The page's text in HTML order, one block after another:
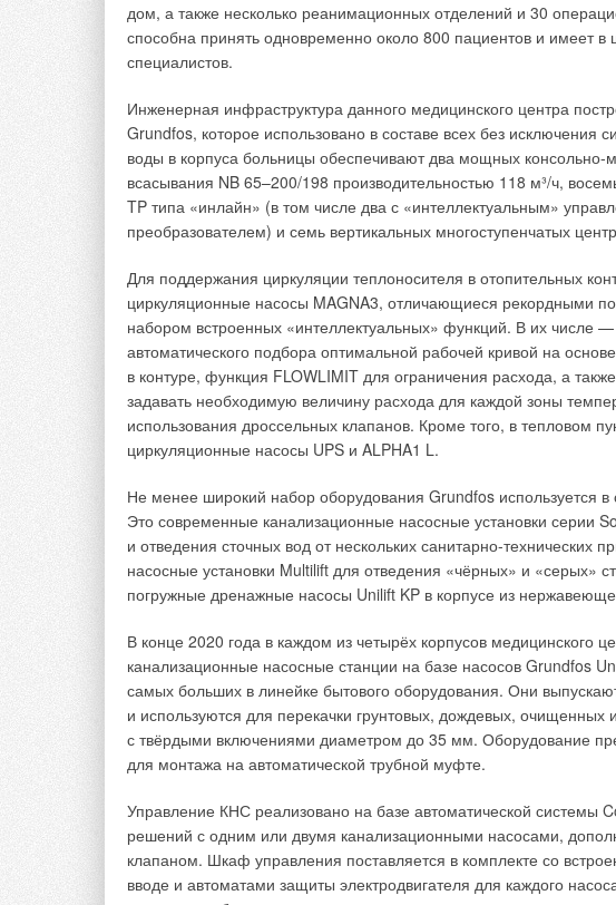
дом, а также несколько реанимационных отделений и 30
способна принять одновременно около 800 пациентов и имеет в
специалистов.
Инженерная инфраструктура данного медицинского центра
Grundfos, которое использовано в составе всех без исключения
воды в корпуса больницы обеспечивают два мощных консольно-
всасывания NB 65–200/198 производительностью 118 м³/ч,
TP типа «инлайн» (в том числе два с «интеллектуальным»
преобразователем) и семь вертикальных многоступенчатых
Для поддержания циркуляции теплоносителя в отопительных
циркуляционные насосы MAGNA3, отличающиеся рекордными
набором встроенных «интеллектуальных» функций. В их числе
автоматического подбора оптимальной рабочей кривой на
в контуре, функция FLOWLIMIT для ограничения расхода, а
задавать необходимую величину расхода для каждой зоны
использования дроссельных клапанов. Кроме того, в тепловом
циркуляционные насосы UPS и ALPHA1 L.
Не менее широкий набор оборудования Grundfos используется в
Это современные канализационные насосные установки серии
и отведения сточных вод от нескольких санитарно-технических
насосные установки Multilift для отведения «чёрных» и «серых»
погружные дренажные насосы Unilift KP в корпусе из
В конце 2020 года в каждом из четырёх корпусов медицинского
канализационные насосные станции на базе насосов Grundfos
самых больших в линейке бытового оборудования. Они
и используются для перекачки грунтовых, дождевых,
с твёрдыми включениями диаметром до 35 мм. Оборудование
для монтажа на автоматической трубной муфте.
Управление КНС реализовано на базе автоматической системы
решений с одним или двумя канализационными насосами,
клапаном. Шкаф управления поставляется в комплекте со
вводе и автоматами защиты электродвигателя для каждого
Для решения данных проблем нами была разработана полная
и внедрена на одном из наших подсобных хозяйств.
Основные задачи разработанного проекта
1. Обеспечить возобновляемой энергией нужное строение в
к магистральным энергосетям.
2. Значительно снизить или добиться полного отсутствия